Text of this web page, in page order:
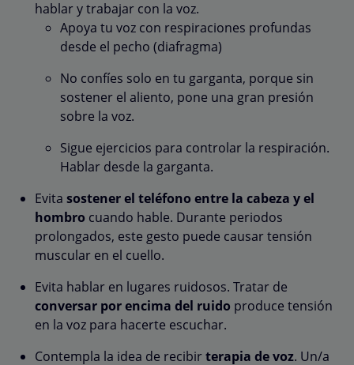
hablar y trabajar con la voz.
Apoya tu voz con respiraciones profundas
desde el pecho (diafragma)
No confíes solo en tu garganta, porque sin
sostener el aliento, pone una gran presión
sobre la voz.
Sigue ejercicios para controlar la respiración.
Hablar desde la garganta.
Evita sostener el teléfono entre la cabeza y el
hombro cuando hable. Durante periodos
prolongados, este gesto puede causar tensión
muscular en el cuello.
Evita hablar en lugares ruidosos. Tratar de
conversar por encima del ruido produce tensión
en la voz para hacerte escuchar.
Contempla la idea de recibirterapia de voz. Un/a